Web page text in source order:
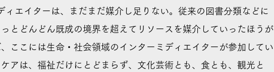
ィエイターは、まだまだ媒介し足りない。従来の図書分類などに
とどんどん既成の境界を超えてリソースを媒介していったほうが
ここには生命・社会領域のインターミディエイターが参加してい
アは、福祉だけにとどまらず、文化芸術とも、食とも、観光と